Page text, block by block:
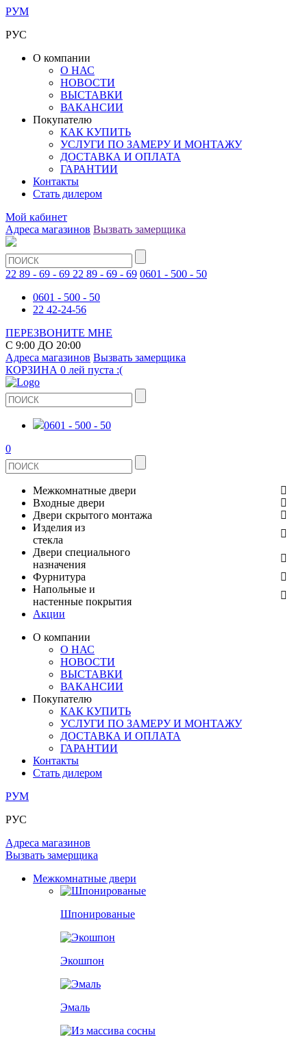
РУМ
РУС
О компании
О НАС
НОВОСТИ
ВЫСТАВКИ
ВАКАНСИИ
Покупателю
КАК КУПИТЬ
УСЛУГИ ПО ЗАМЕРУ И МОНТАЖУ
ДОСТАВКА И ОПЛАТА
ГАРАНТИИ
Контакты
Стать дилером
Мой кабинет
Адреса магазинов Вызвать замерщика
22 89 - 69 - 69 22 89 - 69 - 69 0601 - 500 - 50
0601 - 500 - 50
22 42-24-56
ПЕРЕЗВОНИТЕ МНЕ
С 9:00 ДО 20:00
Адреса магазинов Вызвать замерщика
КОРЗИНА 0 лей пуста :(
0601 - 500 - 50
0
Межкомнатные двери
ШПОНИРОВАНЫЕ
ЭКОШПОН
ЭМАЛЬ
ИЗ МАССИВА СОСНЫ
ИЗ МАССИВА ОЛЬХИ
РАСПРОДАЖА ОСТАТКОВ
ВСЕ ДВЕРИ
Входные двери
МЕТАЛЛИЧЕСКИЕ ДВЕРИ
В КВАРТИРУ
ДЛЯ ДОМА
Двери скрытого монтажа
СТЕКЛЯННЫЕ
ЗЕРКАЛЬНЫЕ
КЕРАМОГРАНИТ
ПОД ОБОИ И ПОКРАСКУ
Изделия из
стекла
ДВЕРИ
ДУШЕВЫЕ КАБИНЫ И ПЕРЕГОРОДКИ
РАЗДВИЖНЫЕ ПЕРЕГОРОДКИ
Двери специального
назначения
ПРОТИВОПОЖАРНЫЕ
Фурнитура
ДВЕРНЫЕ РУЧКИ
КОМПЛЕКТУЮЩИЕ
ОГРАНИЧИТЕЛИ
ПЕТЛИ
РАЗДВИЖНАЯ СИСТЕМА
Напольные и
настенные покрытия
СТЕНОВЫЕ ПАНЕЛИ
Акции
О компании
О НАС
НОВОСТИ
ВЫСТАВКИ
ВАКАНСИИ
Покупателю
КАК КУПИТЬ
УСЛУГИ ПО ЗАМЕРУ И МОНТАЖУ
ДОСТАВКА И ОПЛАТА
ГАРАНТИИ
Контакты
Стать дилером
РУМ
РУС
Адреса магазинов
Вызвать замерщика
Межкомнатные двери
Шпонированые
Экошпон
Эмаль